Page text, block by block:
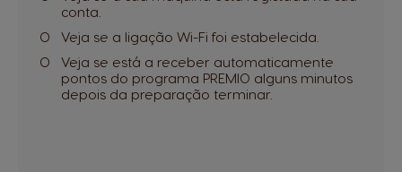
conta.
Veja se a ligação Wi-Fi foi estabelecida.
Veja se está a receber automaticamente
pontos do programa PREMIO alguns minutos
depois da preparação terminar.